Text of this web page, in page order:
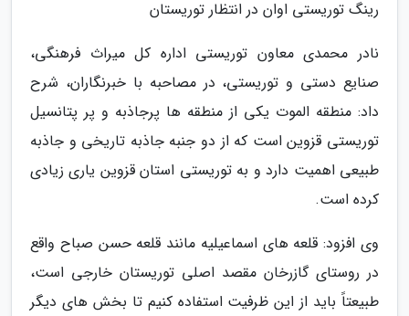
رینگ توریستی اوان در انتظار توریستان
نادر محمدی معاون توریستی اداره کل میراث فرهنگی،
صنایع دستی و توریستی، در مصاحبه با خبرنگاران، شرح
داد: منطقه الموت یکی از منطقه ها پرجاذبه و پر پتانسیل
توریستی قزوین است که از دو جنبه جاذبه تاریخی و جاذبه
طبیعی اهمیت دارد و به توریستی استان قزوین یاری زیادی
کرده است.
وی افزود: قلعه های اسماعیلیه مانند قلعه حسن صباح واقع
در روستای گازرخان مقصد اصلی توریستان خارجی است،
طبیعتاً باید از این ظرفیت استفاده کنیم تا بخش های دیگر